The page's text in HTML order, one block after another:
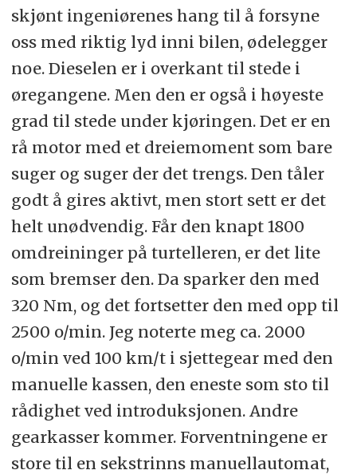
skjønt ingeniørenes hang til å forsyne
oss med riktig lyd inni bilen, ødelegger
noe. Dieselen er i overkant til stede i
øregangene. Men den er også i høyeste
grad til stede under kjøringen. Det er en
rå motor med et dreiemoment som bare
suger og suger der det trengs. Den tåler
godt å gires aktivt, men stort sett er det
helt unødvendig. Får den knapt 1800
omdreininger på turtelleren, er det lite
som bremser den. Da sparker den med
320 Nm, og det fortsetter den med opp til
2500 o/min. Jeg noterte meg ca. 2000
o/min ved 100 km/t i sjettegear med den
manuelle kassen, den eneste som sto til
rådighet ved introduksjonen. Andre
gearkasser kommer. Forventningene er
store til en sekstrinns manuellautomat,